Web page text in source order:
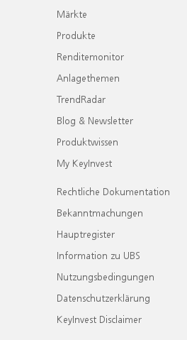
Märkte
Produkte
Renditemonitor
Anlagethemen
TrendRadar
Blog & Newsletter
Produktwissen
My KeyInvest
Rechtliche Dokumentation
Bekanntmachungen
Hauptregister
Information zu UBS
Nutzungsbedingungen
Datenschutzerklärung
KeyInvest Disclaimer